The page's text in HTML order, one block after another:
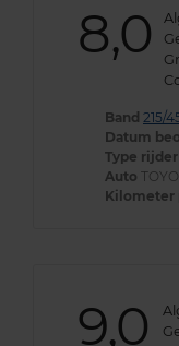
8,0
Band 215/
Datum
Type rijder
Auto
Kilometer
9,0